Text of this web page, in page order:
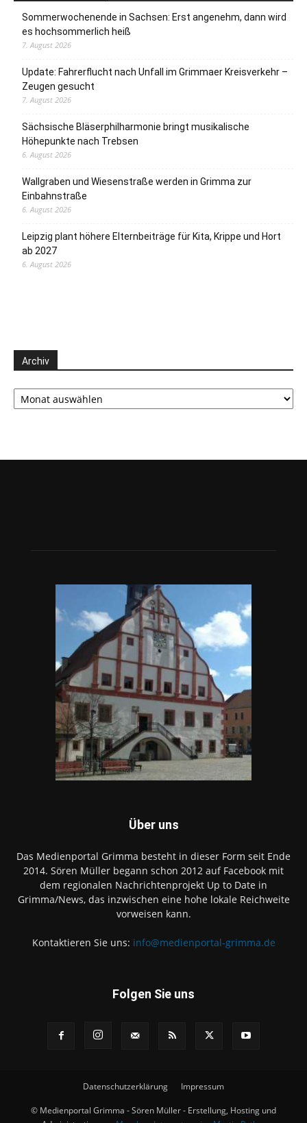
Sommerwochenende in Sachsen: Erst angenehm, dann wird
es hochsommerlich heiß
7. August 2026
Update: Fahrerflucht nach Unfall im Grimmaer Kreisverkehr –
Zeugen gesucht
7. August 2026
Sächsische Bläserphilharmonie bringt musikalische
Höhepunkte nach Trebsen
6. August 2026
Wallgraben und Wiesenstraße werden in Grimma zur
Einbahnstraße
6. August 2026
Leipzig plant höhere Elternbeiträge für Kita, Krippe und Hort
ab 2027
6. August 2026
Archiv
Archiv
Über uns
Das Medienportal Grimma besteht in dieser Form seit Ende
2014. Sören Müller begann schon 2012 auf Facebook mit
dem regionalen Nachrichtenprojekt Up to Date in
Grimma/News, das inzwischen eine hohe lokale Reichweite
vorweisen kann.
Kontaktieren Sie uns: info@medienportal-grimma.de
Folgen Sie uns
Datenschutzerklärung Impressum
© Medienportal Grimma - Sören Müller - Erstellung, Hosting und